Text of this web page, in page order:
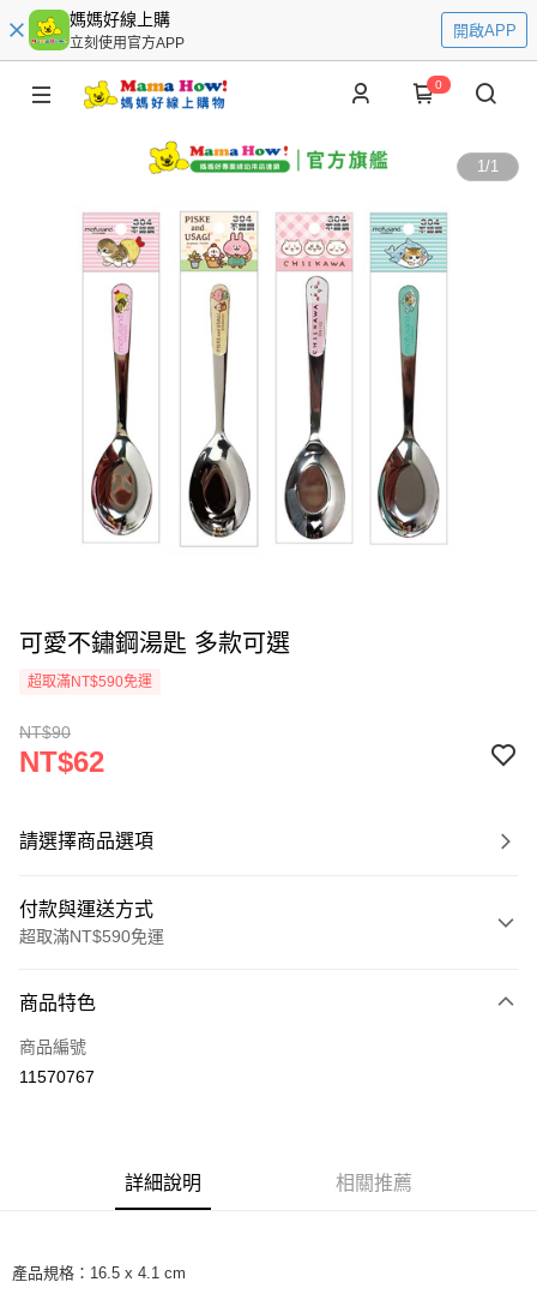
媽媽好線上購
立刻使用官方APP
開啟APP
0
1/1
可愛不鏽鋼湯匙 多款可選
超取滿NT$590免運
NT$90
NT$62
請選擇商品選項
付款與運送方式
超取滿NT$590免運
信用卡一次付款
超商取貨付款
Google Pay
商品特色
商品編號
11570767
詳細說明 相關推薦
產品規格：16.5 x 4.1 cm